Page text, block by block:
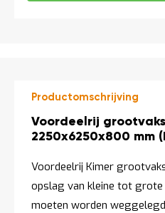
Productomschrijving
Productomschrijving
Voordeelrij
2250x6250x800 mm
Voordeelrij Kimer
opslag van kleine tot grote
moeten worden